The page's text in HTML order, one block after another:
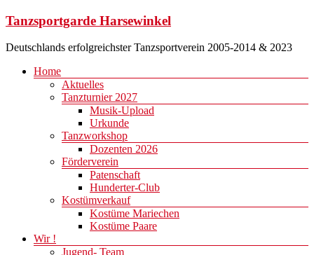
Zum
springen
Tanzsportgarde Harsewinkel
Deutschlands erfolgreichster Tanzsportverein 2005-2014 & 2023
Menü
Home
Aktuelles
Tanzturnier 2027
Musik-Upload
Urkunde
Tanzworkshop
Dozenten 2026
Förderverein
Patenschaft
Hunderter-Club
Kostümverkauf
Kostüme Mariechen
Kostüme Paare
Wir !
Jugend- Team